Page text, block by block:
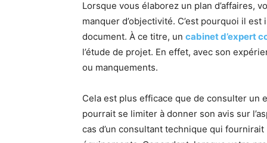
Lorsque vous élaborez un plan d’affaires,
manquer d’objectivité. C’est pourquoi il
document. À ce titre, un cabinet d’expert
l’étude de projet. En effet, avec son
ou manquements.
Cela est plus efficace que de consulter un
pourrait se limiter à donner son avis sur
cas d’un consultant technique qui